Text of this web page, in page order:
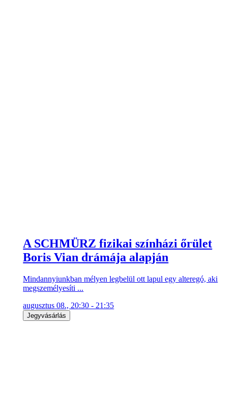
A SCHMÜRZ fizikai színházi őrület
Boris Vian drámája alapján
Mindannyiunkban mélyen legbelül ott lapul egy alteregó, aki
megszemélyesíti ...
augusztus 08., 20:30 - 21:35
Jegyvásárlás